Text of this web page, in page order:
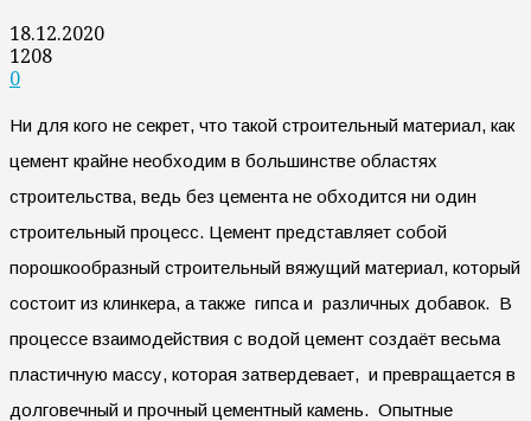
18.12.2020
1208
0
Ни для кого не секрет, что такой строительный материал, как
цемент крайне необходим в большинстве областях
строительства, ведь без цемента не обходится ни один
строительный процесс. Цемент представляет собой
порошкообразный строительный вяжущий материал, который
состоит из клинкера, а также гипса и различных добавок. В
процессе взаимодействия с водой цемент создаёт весьма
пластичную массу, которая затвердевает, и превращается в
долговечный и прочный цементный камень. Опытные